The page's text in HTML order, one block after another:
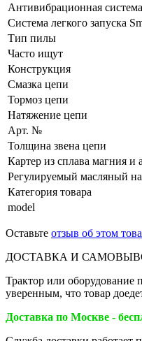
Антивибрационная
Система легкого запуска
Тип пилы
Часто ищут
Конструкция
Смазка цепи
Тормоз цепи
Натяжение цепи
Арт. №
Толщина звена цепи
Картер из сплава магния
Регулируемый масляный
Категория товара
model
Оставьте отзыв об этом
ДОСТАВКА И
Трактор или оборудование
уверенным, что товар
Доставка по Москве -